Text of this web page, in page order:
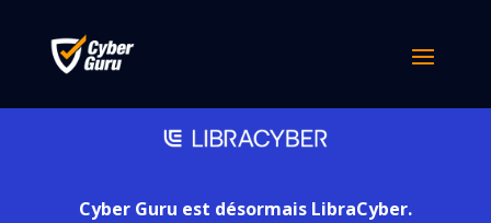
Cyber Guru est désormais LibraCyber.